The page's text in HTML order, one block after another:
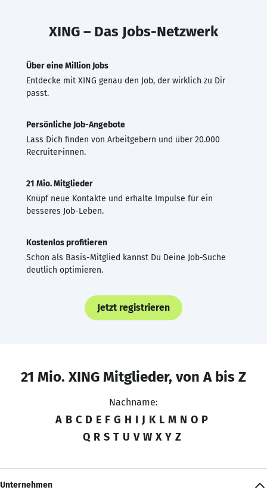
XING – Das Jobs-Netzwerk
Über eine Million Jobs
Entdecke mit XING genau den Job, der wirklich zu Dir
passt.
Persönliche Job-Angebote
Lass Dich finden von Arbeitgebern und über 20.000
Recruiter·innen.
21 Mio. Mitglieder
Knüpf neue Kontakte und erhalte Impulse für ein
besseres Job-Leben.
Kostenlos profitieren
Schon als Basis-Mitglied kannst Du Deine Job-Suche
deutlich optimieren.
Jetzt registrieren
21 Mio. XING Mitglieder, von A bis Z
Nachname:
A B C D E F G H I J K L M N O P
Q R S T U V W X Y Z
Unternehmen